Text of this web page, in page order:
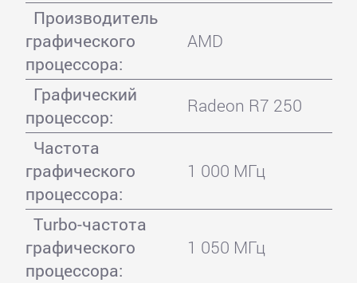
Производитель
графического
процессора:
AMD
Графический
процессор:
Radeon R7 250
Частота
графического
процессора:
1 000 МГц
Turbo-частота
графического
процессора:
1 050 МГц